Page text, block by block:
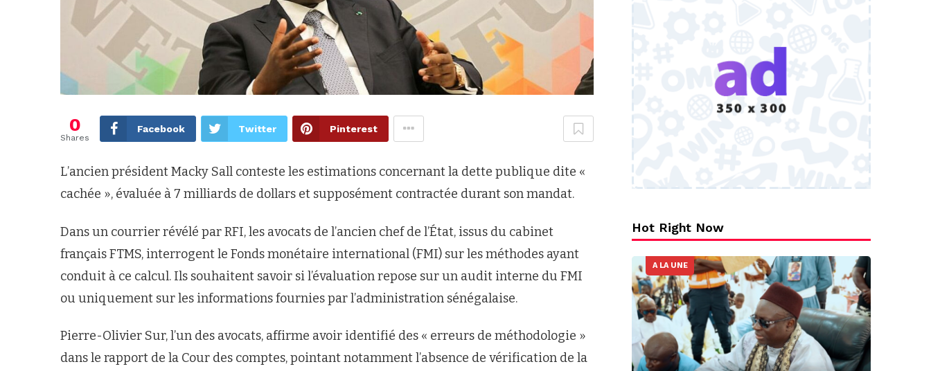
0
Shares
Facebook Twitter Pinterest
L’ancien président Macky Sall conteste les estimations concernant la dette publique dite «
cachée », évaluée à 7 milliards de dollars et supposément contractée durant son mandat.
Dans un courrier révélé par RFI, les avocats de l’ancien chef de l’État, issus du cabinet
français FTMS, interrogent le Fonds monétaire international (FMI) sur les méthodes ayant
conduit à ce calcul. Ils souhaitent savoir si l’évaluation repose sur un audit interne du FMI
ou uniquement sur les informations fournies par l’administration sénégalaise.
Pierre-Olivier Sur, l’un des avocats, affirme avoir identifié des « erreurs de méthodologie »
dans le rapport de la Cour des comptes, pointant notamment l’absence de vérification de la
Hot Right Now
A LA UNE